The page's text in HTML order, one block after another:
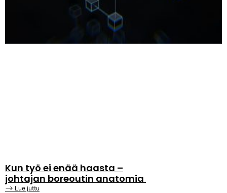
Kun työ ei enää haasta –
johtajan boreoutin anatomia
⟶ Lue juttu